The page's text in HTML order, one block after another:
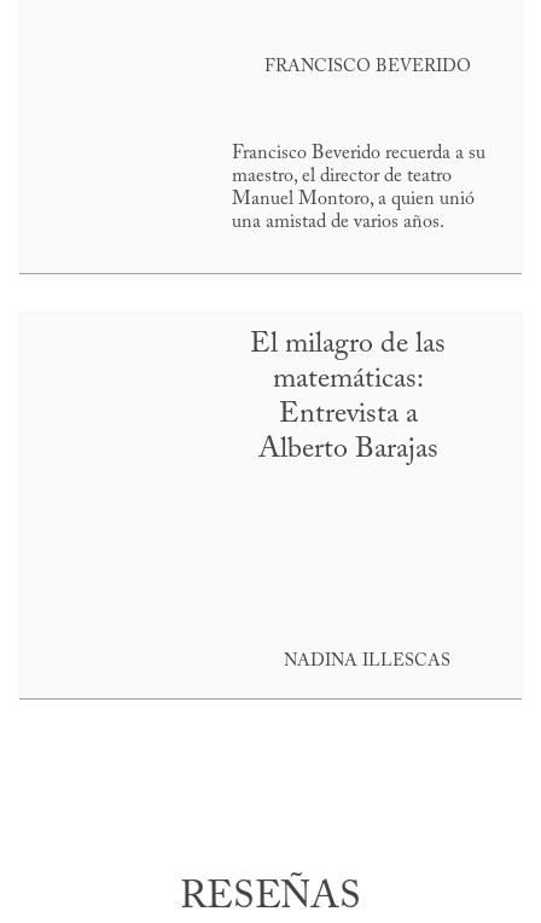
FRANCISCO BEVERIDO
Francisco Beverido recuerda a su
maestro, el director de teatro
Manuel Montoro, a quien unió
una amistad de varios años.
El milagro de las
matemáticas:
Entrevista a
Alberto Barajas
NADINA ILLESCAS
RESEÑAS